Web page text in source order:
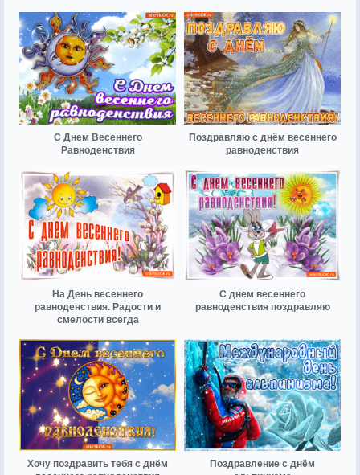
С Днем Весеннего
Равноденствия
Поздравляю с днём весеннего
равноденствия
На День весеннего
равноденствия. Радости и
смелости всегда
С днем весеннего
равноденствия поздравляю
Хочу поздравить тебя с днём
Поздравление с днём